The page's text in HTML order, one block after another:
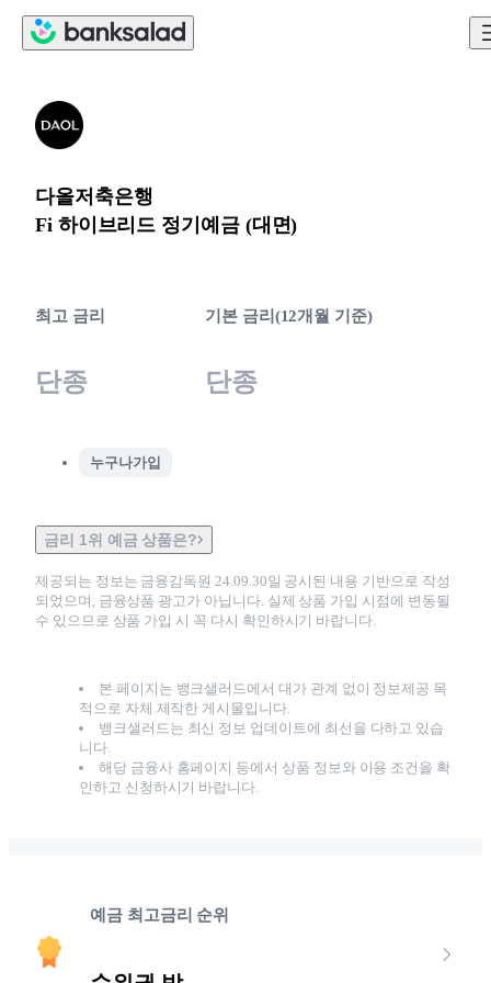
다올저축은행
Fi 하이브리드 정기예금 (대면)
최고 금리
단종
기본 금리(12개월 기준)
단종
누구나가입
금리 1위 예금 상품은?
제공되는 정보는 금융감독원24.09.30일 공시된 내용 기반으로 작성
되었으며, 금융상품 광고가 아닙니다. 실제 상품 가입 시점에 변동될
수 있으므로 상품 가입 시 꼭 다시 확인하시기 바랍니다.
본 페이지는 뱅크샐러드에서 대가 관계 없이 정보제공 목
적으로 자체 제작한 게시물입니다.
뱅크샐러드는 최신 정보 업데이트에 최선을 다하고 있습
니다.
해당 금융사 홈페이지 등에서 상품 정보와 이용 조건을 확
인하고 신청하시기 바랍니다.
예금 최고금리 순위